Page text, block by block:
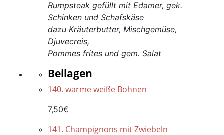
Rumpsteak gefüllt mit Edamer, gek.
Schinken und Schafskäse
dazu Kräuterbutter, Mischgemüse,
Djuvecreis,
Pommes frites und gem. Salat
Beilagen
140. warme weiße Bohnen
7,50€
141. Champignons mit Zwiebeln